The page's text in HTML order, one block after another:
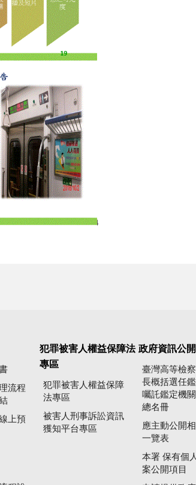
流程
上預
犯罪被害人權益保障法
專區
犯罪被害人權益保障
法專區
被害人刑事訴訟資訊
獲知平台專區
政府資訊公
臺灣高等檢
長概括選任
囑託鑑定機
總名冊
應主動公開
一覽表
本署 保有個
案公開項目